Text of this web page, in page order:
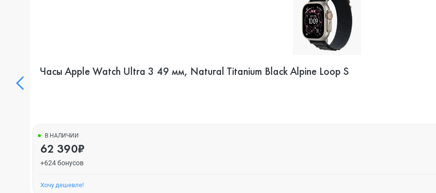
Часы Apple Watch Ultra 3 49 мм, Natural Titanium Black Alpine Loop S
В НАЛИЧИИ
62 390₽
+624 бонусов
Хочу дешевле!